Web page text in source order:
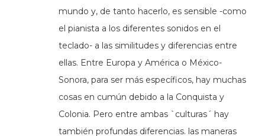
mundo y, de tanto hacerlo, es sensible -como
el pianista a los diferentes sonidos en el
teclado- a las similitudes y diferencias entre
ellas. Entre Europa y América o México-
Sonora, para ser más específicos, hay muchas
cosas en cumún debido a la Conquista y
Colonia. Pero entre ambas `culturas´ hay
también profundas diferencias. las maneras